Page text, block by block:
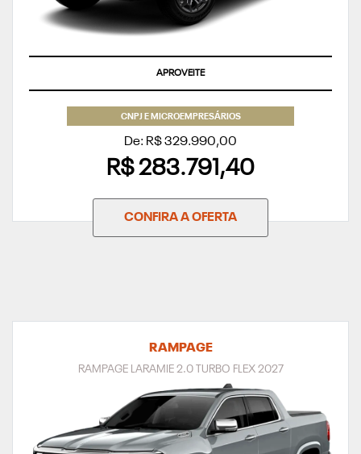
APROVEITE
CNPJ E MICROEMPRESÁRIOS
De: R$ 329.990,00
R$ 283.791,40
CONFIRA A OFERTA
RAMPAGE
RAMPAGE LARAMIE 2.0 TURBO FLEX 2027